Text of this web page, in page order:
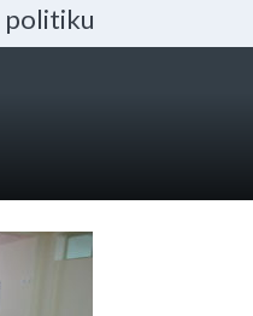
politiku